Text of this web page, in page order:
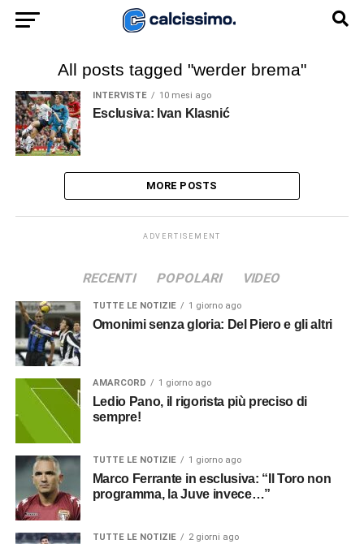
All posts tagged "werder brema"
INTERVISTE 10 mesi ago
Esclusiva: Ivan Klasnić
MORE POSTS
ADVERTISEMENT
RECENTI POPOLARI VIDEO
TUTTE LE NOTIZIE 1 giorno ago
Omonimi senza gloria: Del Piero e gli altri
AMARCORD 1 giorno ago
Ledio Pano, il rigorista più preciso di
sempre!
TUTTE LE NOTIZIE 1 giorno ago
Marco Ferrante in esclusiva: “Il Toro non
programma, la Juve invece…”
TUTTE LE NOTIZIE 2 giorni ago